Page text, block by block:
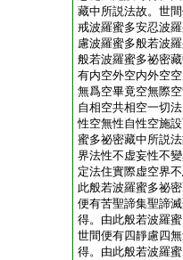
藏中所説法故。世
戒波羅蜜多安忍波
慮波羅蜜多般若波
般若波羅蜜多祕密
有内空外空内外空
無爲空畢竟空無際
自相空共相空一切
性空無性自性空施
蜜多祕密藏中所説
界法性不虚妄性不
定法住實際虚空界
此般若波羅蜜多祕
便有苦聖諦集聖諦
得。由此般若波羅
世間便有四靜慮四
得。由此般若波羅